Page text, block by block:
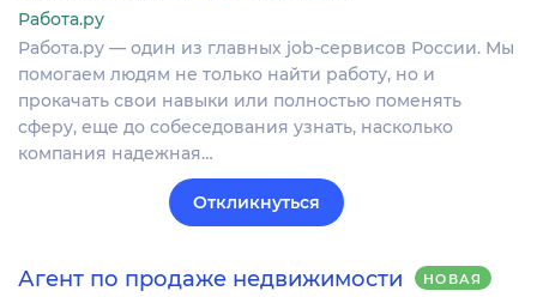
Работа.ру
Работа.ру — один из главных job-сервисов России. Мы
помогаем людям не только найти работу, но и
прокачать свои навыки или полностью поменять
сферу, еще до собеседования узнать, насколько
компания надежная…
Откликнуться
Агент по продаже недвижимости НОВАЯ